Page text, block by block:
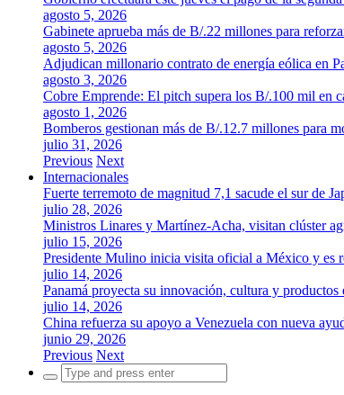
agosto 5, 2026
Gabinete aprueba más de B/.22 millones para
agosto 5, 2026
Adjudican millonario contrato de energía eólica en
agosto 3, 2026
Cobre Emprende: El pitch supera los B/.100 mil en
agosto 1, 2026
Bomberos gestionan más de B/.12.7 millones para
julio 31, 2026
Previous Next
Internacionales
Fuerte terremoto de magnitud 7,1 sacude el sur de
julio 28, 2026
Ministros Linares y Martínez-Acha, visitan clúster
julio 15, 2026
Presidente Mulino inicia visita oficial a México y es
julio 14, 2026
Panamá proyecta su innovación, cultura y productos
julio 14, 2026
China refuerza su apoyo a Venezuela con nueva
junio 29, 2026
Previous Next
Search
for: